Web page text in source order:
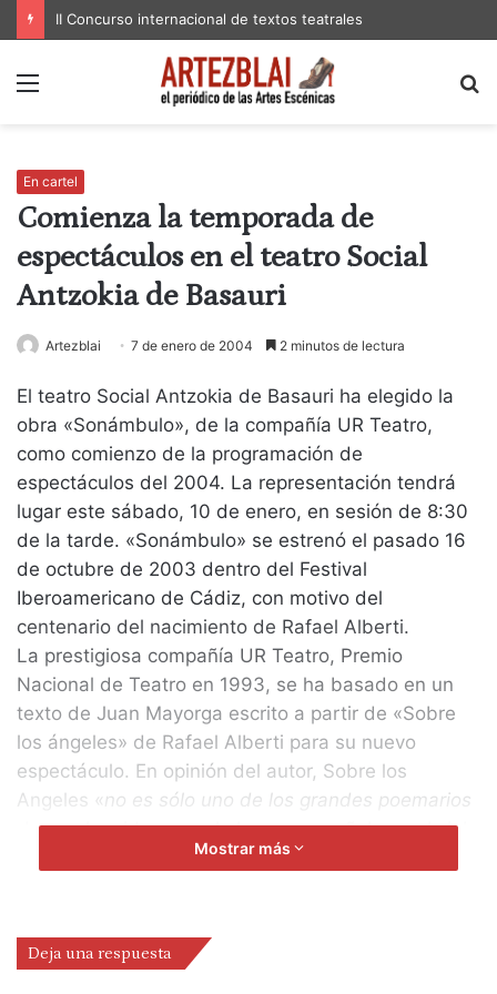
II Concurso internacional de textos teatrales
Menú
En cartel
Comienza la temporada de
espectáculos en el teatro Social
Antzokia de Basauri
Artezblai 7 de enero de 2004 2 minutos de lectura
El teatro Social Antzokia de Basauri ha elegido la
obra «Sonámbulo», de la compañía UR Teatro,
como comienzo de la programación de
espectáculos del 2004. La representación tendrá
lugar este sábado, 10 de enero, en sesión de 8:30
de la tarde. «Sonámbulo» se estrenó el pasado 16
de octubre de 2003 dentro del Festival
Iberoamericano de Cádiz, con motivo del
centenario del nacimiento de Rafael Alberti.
La prestigiosa compañía UR Teatro, Premio
Nacional de Teatro en 1993, se ha basado en un
texto de Juan Mayorga escrito a partir de «Sobre
los ángeles» de Rafael Alberti para su nuevo
espectáculo. En opinión del autor, Sobre los
Angeles « no es sólo uno de los grandes poemarios
de que ha sido capaz la lengua española en el siglo
XX. También es un documento mayor de la crisis
drama de una generacióm. Es ese doble drama lo
que hemos querido poner en escena
Mostrar más
Deja una respuesta